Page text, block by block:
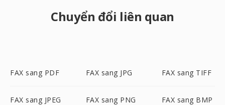
Chuyển đổi liên quan
FAX sang PDF FAX sang JPG FAX sang TIFF
FAX sang JPEG FAX sang PNG FAX sang BMP